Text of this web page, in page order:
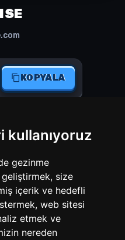
kullanıyoruz
gezinme
size
içerik ve hedefli
web sitesi
etmek ve
nereden
KOPYALA